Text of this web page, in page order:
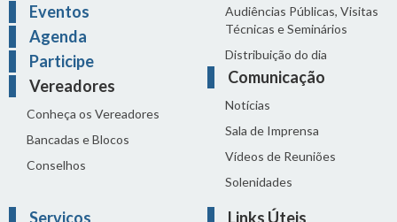
Eventos
Agenda
Participe
Vereadores
Conheça os Vereadores
Bancadas e Blocos
Conselhos
Audiências Públicas, Visitas
Técnicas e Seminários
Distribuição do dia
Comunicação
Notícias
Sala de Imprensa
Vídeos de Reuniões
Solenidades
Serviços Links Úteis